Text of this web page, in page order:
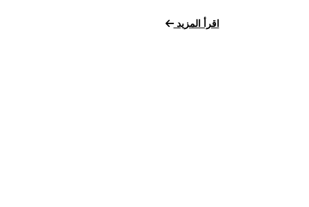
اقرأ المزيد